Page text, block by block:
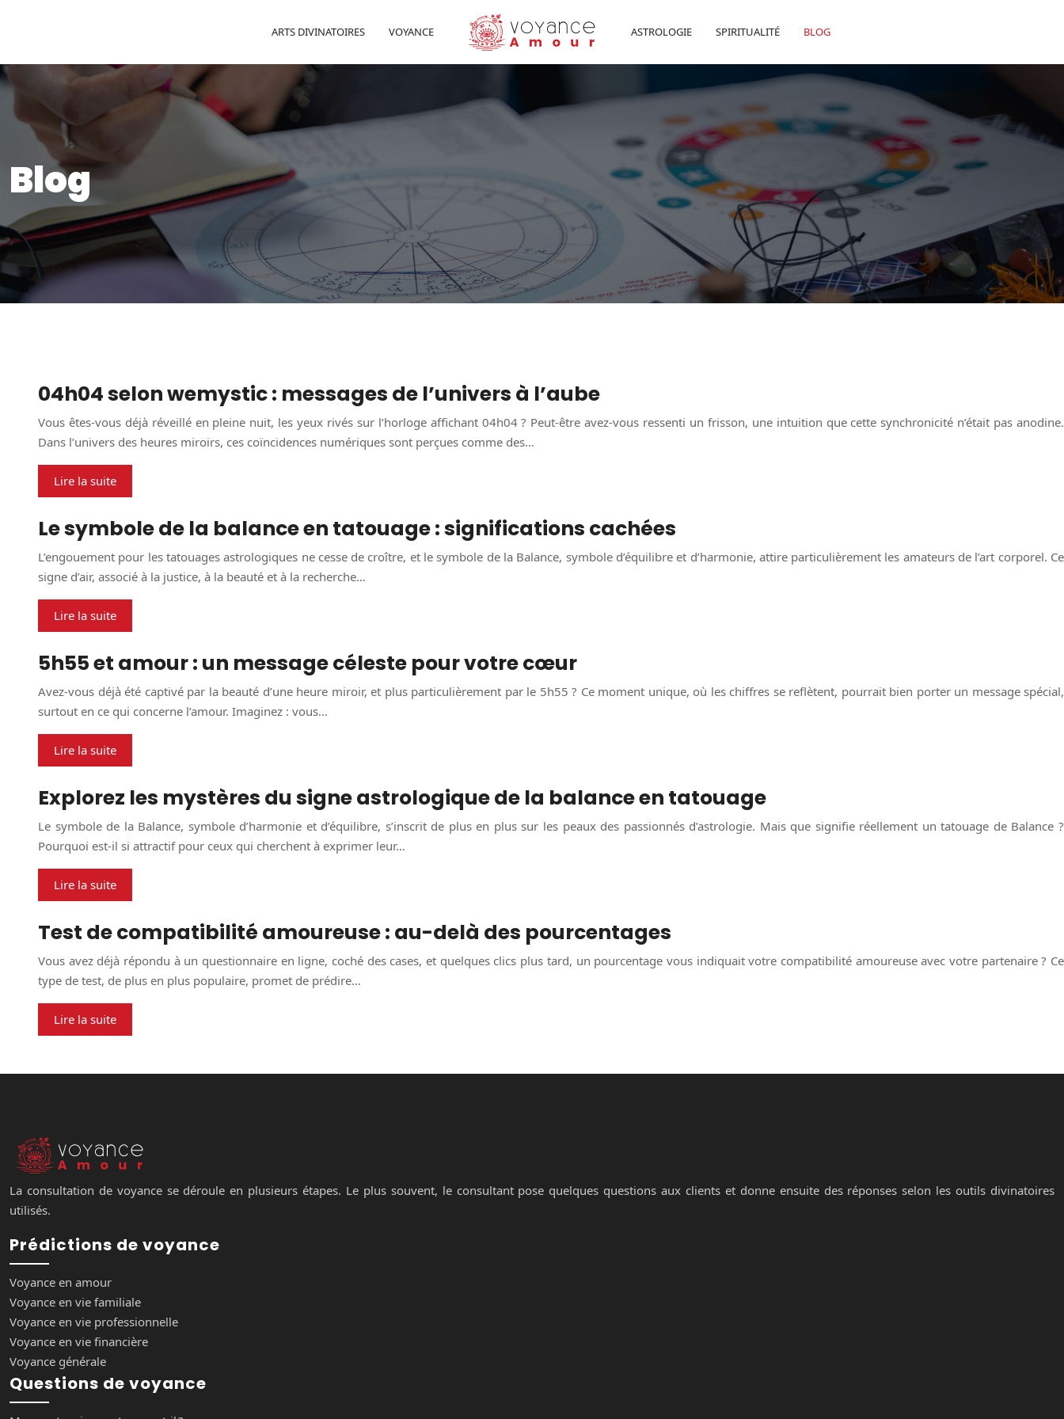
VOYANCE
ARTS DIVINATOIRES ASTROLOGIE SPIRITUALITÉ BLOG
Blog
04h04 selon wemystic : messages de l’univers à l’aube
Vous êtes-vous déjà réveillé en pleine nuit, les yeux rivés sur l’horloge affichant 04h04 ? Peut-être avez-vous ressenti un frisson, une intuition que cette synchronicité n’était pas anodine.
Dans l’univers des heures miroirs, ces coïncidences numériques sont perçues comme des…
Lire la suite
Le symbole de la balance en tatouage : significations cachées
L’engouement pour les tatouages astrologiques ne cesse de croître, et le symbole de la Balance, symbole d’équilibre et d’harmonie, attire particulièrement les amateurs de l’art corporel. Ce
signe d’air, associé à la justice, à la beauté et à la recherche…
Lire la suite
5h55 et amour : un message céleste pour votre cœur
Avez-vous déjà été captivé par la beauté d’une heure miroir, et plus particulièrement par le 5h55 ? Ce moment unique, où les chiffres se reflètent, pourrait bien porter un message spécial,
surtout en ce qui concerne l’amour. Imaginez : vous…
Lire la suite
Explorez les mystères du signe astrologique de la balance en tatouage
Le symbole de la Balance, symbole d’harmonie et d’équilibre, s’inscrit de plus en plus sur les peaux des passionnés d’astrologie. Mais que signifie réellement un tatouage de Balance ?
Pourquoi est-il si attractif pour ceux qui cherchent à exprimer leur…
Lire la suite
Test de compatibilité amoureuse : au-delà des pourcentages
Vous avez déjà répondu à un questionnaire en ligne, coché des cases, et quelques clics plus tard, un pourcentage vous indiquait votre compatibilité amoureuse avec votre partenaire ? Ce
type de test, de plus en plus populaire, promet de prédire…
Lire la suite
La consultation de voyance se déroule en plusieurs étapes. Le plus souvent, le consultant pose quelques questions aux clients et donne ensuite des réponses selon les outils divinatoires
utilisés.
Prédictions de voyance
Voyance en amour
Voyance en vie familiale
Voyance en vie professionnelle
Voyance en vie financière
Voyance générale
Questions de voyance